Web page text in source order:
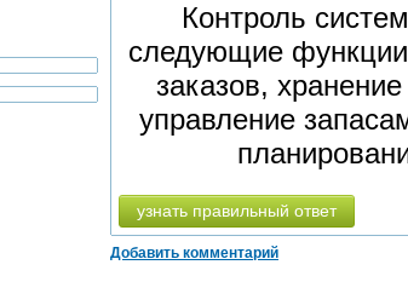
Контроль
следующие
заказов,
управление
узнать правильный ответ
Добавить комментарий